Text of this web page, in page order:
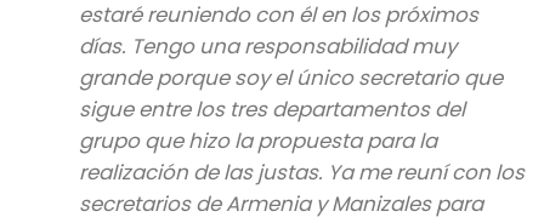
estaré reuniendo con él en los próximos
días. Tengo una responsabilidad muy
grande porque soy el único secretario que
sigue entre los tres departamentos del
grupo que hizo la propuesta para la
realización de las justas. Ya me reuní con los
secretarios de Armenia y Manizales para